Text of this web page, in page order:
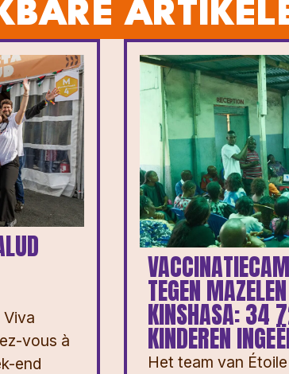
Viva
vous à
end
TEGEN
KINSHASA: 34
KINDEREN
Het team van